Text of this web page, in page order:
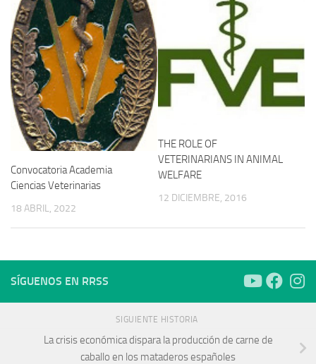
Convocatoria Academia
Ciencias Veterinarias
18 ABRIL, 2022
THE ROLE OF
VETERINARIANS IN ANIMAL
WELFARE
12 DICIEMBRE, 2016
SÍGUENOS EN RRSS
SIGUIENTE HISTORIA
La crisis económica dispara la producción de carne de
caballo en los mataderos españoles